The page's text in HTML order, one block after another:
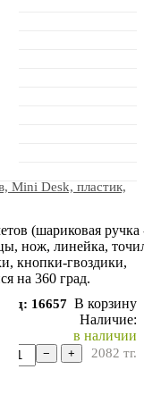
Mini Desk, пластик,
(шариковая ручка
нож, линейка,
кнопки-гвоздики,
на 360 град.
Код: 16657 В корзину
Наличие:
в наличии
2082 тг.
− +